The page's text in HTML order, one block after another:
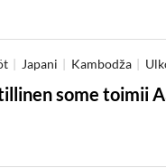
Japani Kambodža
some toimii